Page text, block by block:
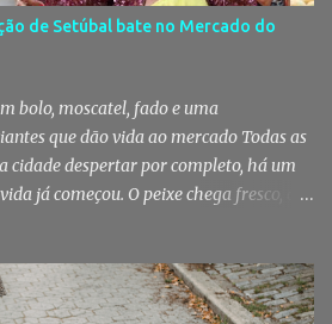
circunstância que
policiais. Foi no decorrer
localizaram um suspeito no interior
em flagrante De ...
de Setúbal bate no Mercado do
bolo, moscatel, fado e uma
que dão vida ao mercado Todas as
cidade despertar por completo, há um
já começou. O peixe chega fresco, os
de cozer. Há 150 anos que esta
do Livramento, um espaço que